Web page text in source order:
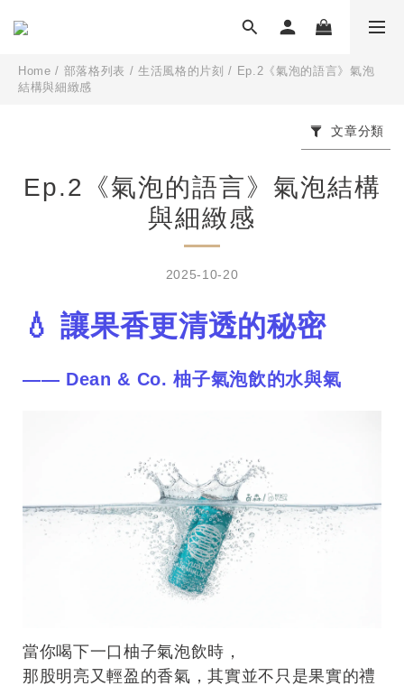
Home / 部落格列表 /生活風格的片刻 / Ep.2《氣泡的語言》氣泡
結構與細緻感
文章分類
Ep.2《氣泡的語言》氣泡結構
與細緻感
2025-10-20
💧 讓果香更清透的秘密
—— Dean & Co. 柚子氣泡飲的水與氣
當你喝下一口柚子氣泡飲時，
那股明亮又輕盈的香氣，其實並不只是果實的禮